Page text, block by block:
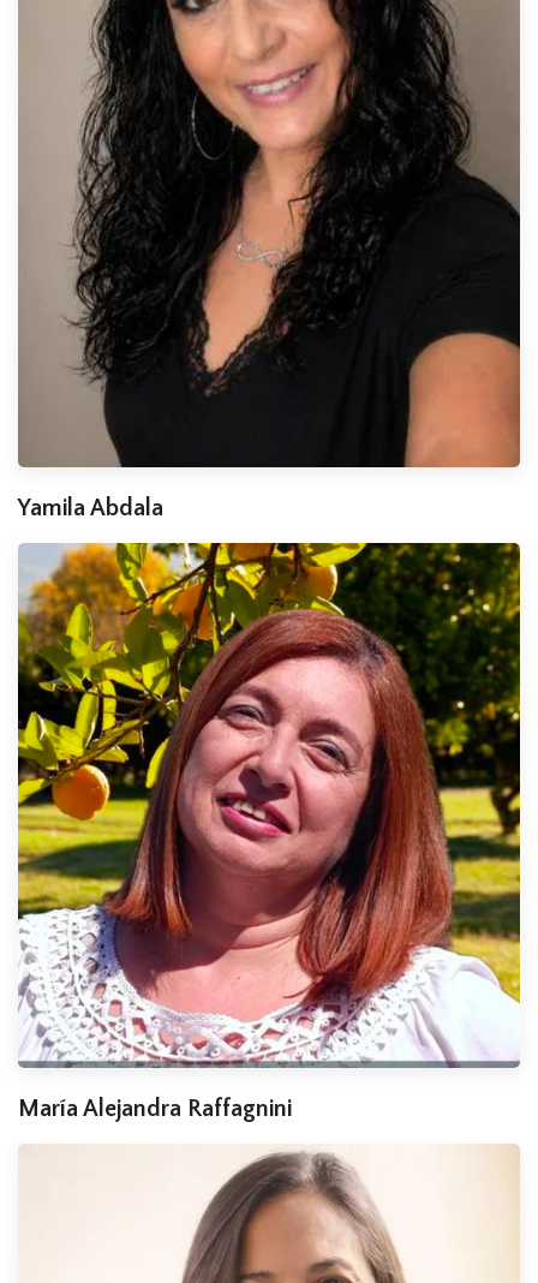
Yamila Abdala
María Alejandra Raffagnini